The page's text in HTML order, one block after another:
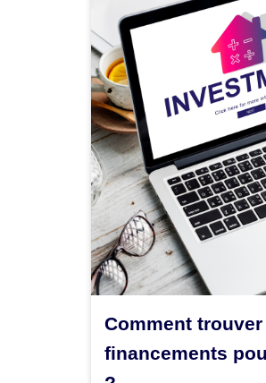
Comment trouver
financements